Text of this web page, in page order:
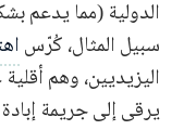
الدولية (مما يدعم
سبيل المثال، كُرّس
اليزيديين، وهم
يرقى إلى جريمة